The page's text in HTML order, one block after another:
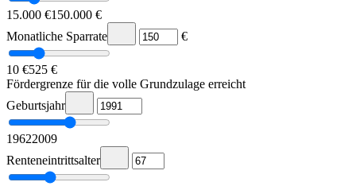
15.000 €150.000 €
Monatliche Sparrate
€
10 €525 €
Fördergrenze für die volle Grundzulage erreicht
Geburtsjahr
19622009
Renteneintrittsalter